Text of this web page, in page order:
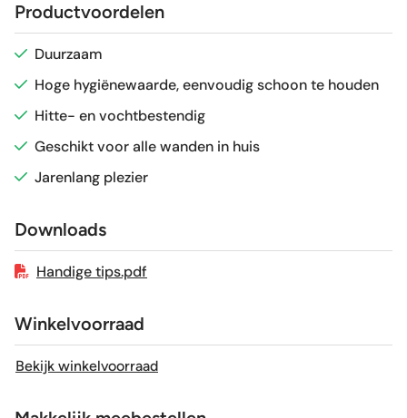
Glans / Mat Mat
Gerectificeerd Nee
Vorstbestendig
Productvoordelen
Duurzaam
Hoge hygiënewaarde, eenvoudig schoon te houden
Hitte- en vochtbestendig
Geschikt voor alle wanden in huis
Jarenlang plezier
Downloads
Handige tips.pdf
Winkelvoorraad
Bekijk winkelvoorraad